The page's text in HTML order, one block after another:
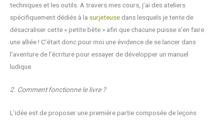
techniques et les outils. A travers mes cours, j’ai des ateliers
spécifiquement dédiés à la surjeteuse dans lesquels je tente de
désacraliser cette « petite bête » afin que chacune puisse s’en faire
une alliée ! C’était donc pour moi une évidence de se lancer dans
l’aventure de l’écriture pour essayer de développer un manuel
ludique.
2. Comment fonctionne le livre ?
L’idée est de proposer une première partie composée de leçons